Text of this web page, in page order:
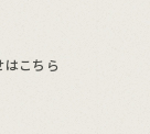
こちら